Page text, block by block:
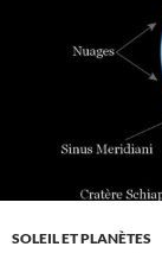
SOLEIL ET PLANÈTES